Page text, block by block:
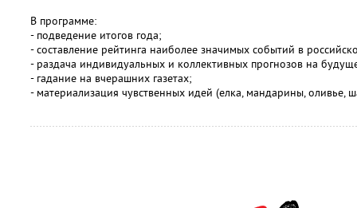
В программе:
- подведение итогов года;
- составление рейтинга наиболее значимых событий в
- раздача индивидуальных и коллективных прогнозов на
- гадание на вчерашних газетах;
- материализация чувственных идей (елка, мандарины, оливье,